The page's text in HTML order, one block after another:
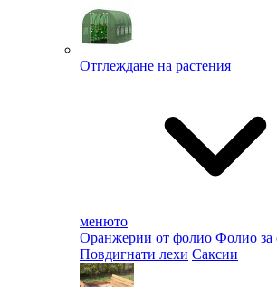
Отглеждане на растения
менюто
Оранжерии от фолио Фолио за
Повдигнати лехи Саксии